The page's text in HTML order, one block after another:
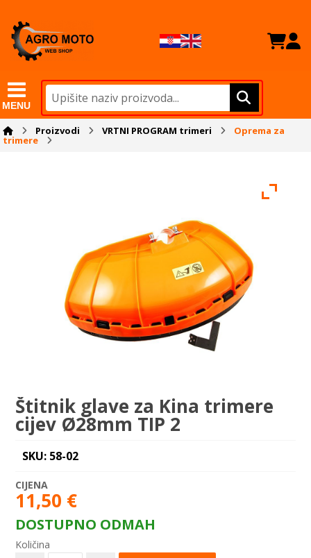
MENU
Proizvodi VRTNI PROGRAM trimeri Oprema za
trimere
Štitnik glave za Kina trimere
cijev Ø28mm TIP 2
SKU: 58-02
11,50 €
DOSTUPNO ODMAH